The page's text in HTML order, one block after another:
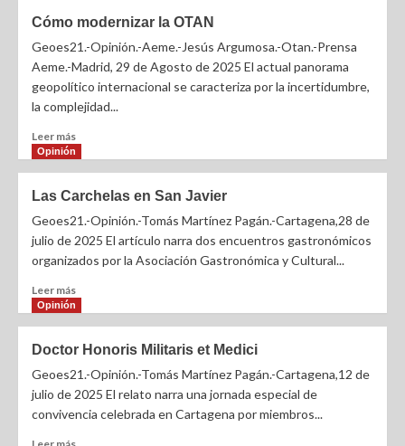
Cómo modernizar la OTAN
Geoes21.-Opinión.-Aeme.-Jesús Argumosa.-Otan.-Prensa
Aeme.-Madrid, 29 de Agosto de 2025 El actual panorama
geopolítico internacional se caracteriza por la incertidumbre,
la complejidad...
Leer más
Opinión
Las Carchelas en San Javier
Geoes21.-Opinión.-Tomás Martínez Pagán.-Cartagena,28 de
julio de 2025 El artículo narra dos encuentros gastronómicos
organizados por la Asociación Gastronómica y Cultural...
Leer más
Opinión
Doctor Honoris Militaris et Medici
Geoes21.-Opinión.-Tomás Martínez Pagán.-Cartagena,12 de
julio de 2025 El relato narra una jornada especial de
convivencia celebrada en Cartagena por miembros...